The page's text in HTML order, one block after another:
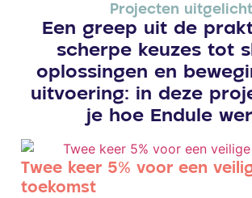
Projecten uitgelicht
Een greep uit de
scherpe keuzes tot
oplossingen en
uitvoering: in deze
je hoe Endule
Twee keer 5% voor een
toekomst